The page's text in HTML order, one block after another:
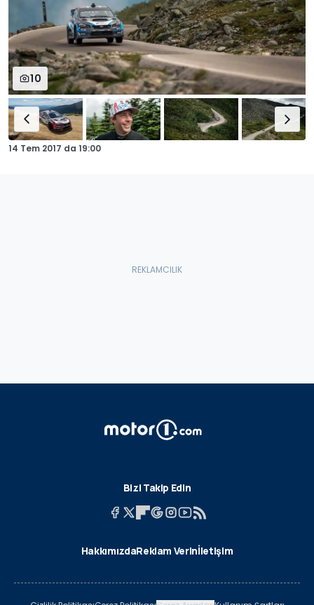
10
14 Tem 2017 da 19:00
Bizi Takip Edin
HakkımızdaReklam Verinİletişim